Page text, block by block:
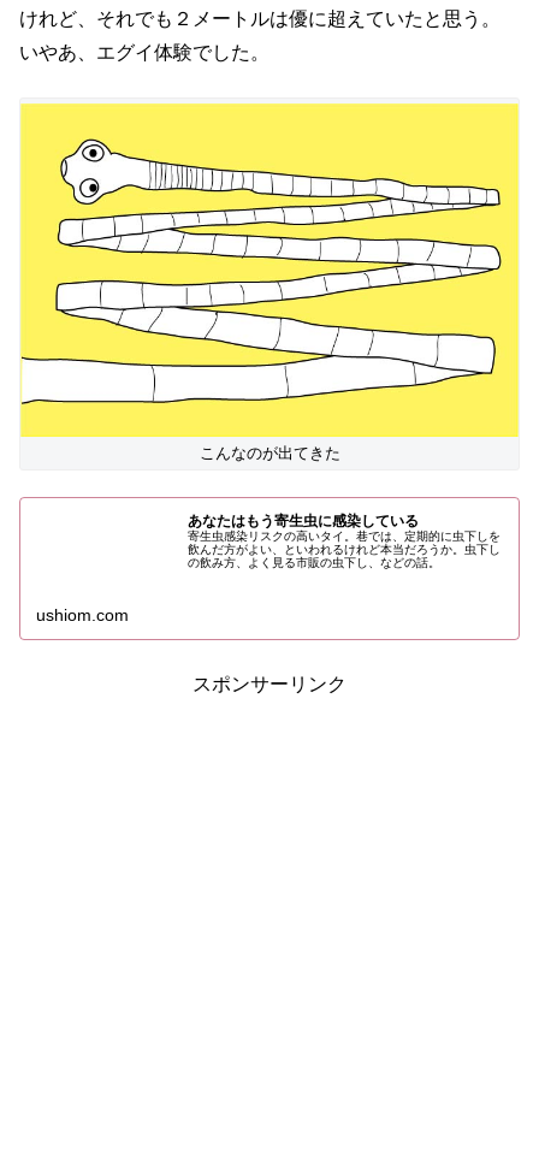
けれど、それでも２メートルは優に超えていたと思う。
いやあ、エグイ体験でした。
こんなのが出てきた
あなたはもう寄生虫に感染している
寄生虫感染リスクの高いタイ。巷では、定期的に虫下しを
飲んだ方がよい、といわれるけれど本当だろうか。虫下し
の飲み方、よく見る市販の虫下し、などの話。
ushiom.com
スポンサーリンク